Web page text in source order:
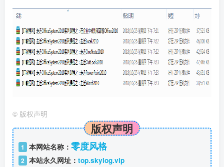
© 版权声明
版权声明
1 本网站名称： 零度风格
2 本站永久网址： top.skylog.vip